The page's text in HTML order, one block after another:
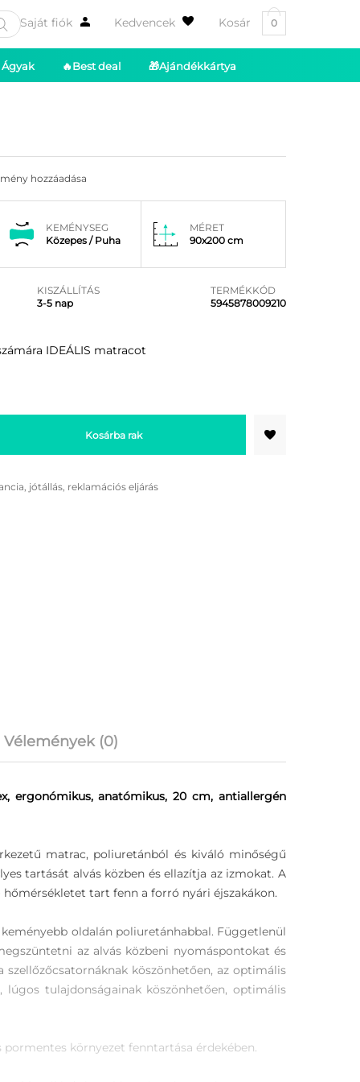
Saját fiók Kedvencek Kosár 0
Ágyak 🔥Best deal 🎁Ajándékkártya
hozzáadása
KEMÉNYSEG
Közepes / Puha
MÉRET
90x200 cm
KISZÁLLÍTÁS
3-5 nap
TERMÉKKÓD
5945878009210
IDEÁLIS matracot
Kosárba rak
jótállás, reklamációs eljárás
Vélemények (0)
ergonómikus, anatómikus, 20 cm, antiallergén
matrac, poliuretánból és kiváló minőségű
tartását alvás közben és ellazítja az izmokat. A
tart fenn a forró nyári éjszakákon.
oldalán poliuretánhabbal. Függetlenül
az alvás közbeni nyomáspontokat és
köszönhetően, az optimális
tulajdonságainak köszönhetően, optimális
környezet fenntartása érdekében.